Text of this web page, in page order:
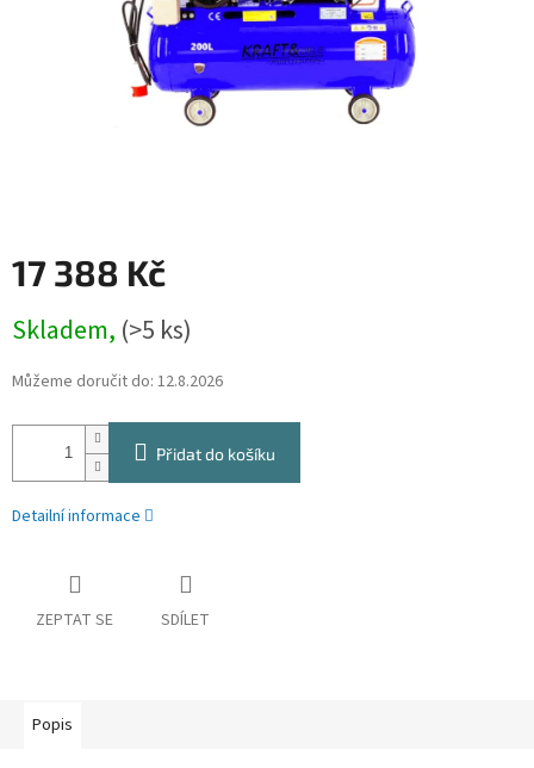
17 388 Kč
cena:
Skladem, (>5 ks)
Můžeme doručit do: 12.8.2026
Přidat do košíku
Detailní informace
ZEPTAT SE SDÍLET
Popis